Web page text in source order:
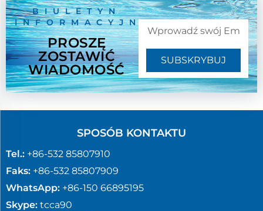
BIULETYN
INFORMACYJNY
PROSZĘ
ZOSTAWIĆ
WIADOMOŚĆ
SUBSKRYBUJ
SPOSÓB KONTAKTU
Tel.: +86-532 85807910
Faks: +86-532 85807909
WhatsApp: +86-150 66895195
Skype: tcca90